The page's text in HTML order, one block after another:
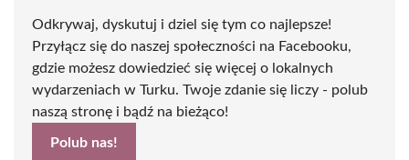
Odkrywaj, dyskutuj i dziel się tym co najlepsze!
Przyłącz się do naszej społeczności na Facebooku,
gdzie możesz dowiedzieć się więcej o lokalnych
wydarzeniach w Turku. Twoje zdanie się liczy - polub
naszą stronę i bądź na bieżąco!
Polub nas!